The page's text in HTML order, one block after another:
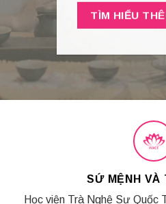
TÌM HIỂU
SỨ MỆNH VÀ
Học viện Trà Nghệ Sư Quốc